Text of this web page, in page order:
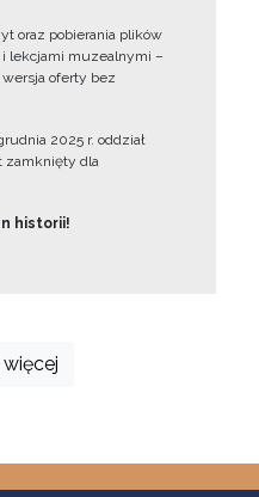
oraz pobierania plików
i lekcjami muzealnymi –
oferty bez
2025 r. oddział
zamknięty dla
historii!